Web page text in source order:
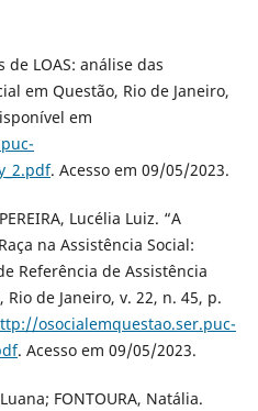
de LOAS: análise das
em Questão, Rio de Janeiro,
em
. Acesso em 09/05/2023.
Lucélia Luiz. “A
na Assistência Social:
Referência de Assistência
Rio de Janeiro, v. 22, n. 45, p.
osocialemquestao.ser.puc-
. Acesso em 09/05/2023.
FONTOURA, Natália.